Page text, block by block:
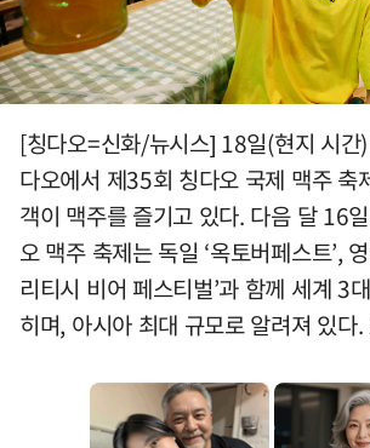
[칭다오=신화/뉴시스] 18일(현지 시간
다오에서 제35회 칭다오 국제 맥주 축
객이 맥주를 즐기고 있다. 다음 달 16
오 맥주 축제는 독일 ‘옥토버페스트’,
리티시 비어 페스티벌’과 함께 세계 3
히며, 아시아 최대 규모로 알려져 있